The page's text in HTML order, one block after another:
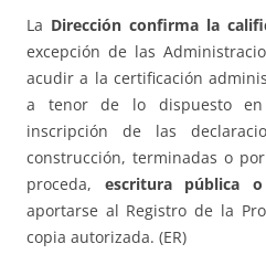
La Dirección confirma la
excepción de las
acudir a la certificación
a tenor de lo dispuesto
inscripción de las
construcción, terminadas o
proceda, escritura pública
aportarse al Registro de la
copia autorizada. (ER)